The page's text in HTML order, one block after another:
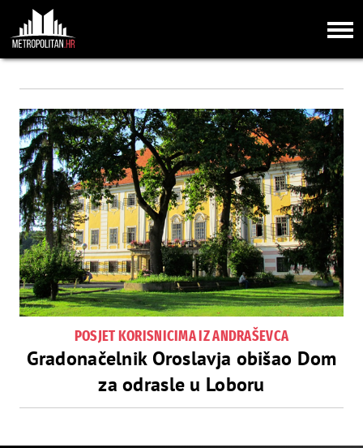
POSJET KORISNICIMA IZ ANDRAŠEVCA
Gradonačelnik Oroslavja obišao Dom
za odrasle u Loboru